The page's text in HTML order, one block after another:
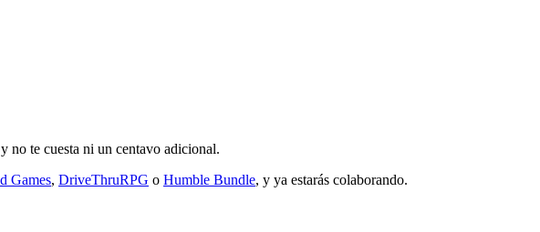
no te cuesta ni un centavo adicional.
Games, DriveThruRPG o Humble Bundle, y ya estarás colaborando.